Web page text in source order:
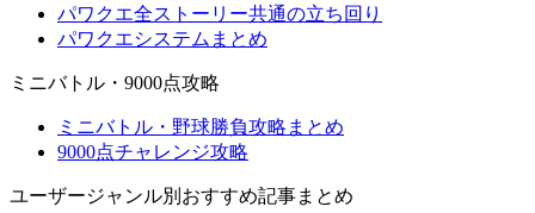
パワクエ全ストーリー共通の立ち回り
パワクエシステムまとめ
ミニバトル・9000点攻略
ミニバトル・野球勝負攻略まとめ
9000点チャレンジ攻略
ユーザージャンル別おすすめ記事まとめ